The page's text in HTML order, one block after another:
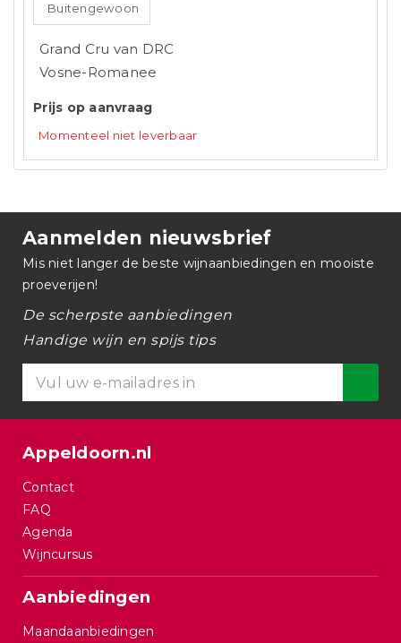
Buitengewoon
Grand Cru van DRC
Vosne-Romanee
Prijs op aanvraag
Momenteel niet leverbaar
Aanmelden nieuwsbrief
Mis niet langer de beste wijnaanbiedingen en mooiste
proeverijen!
De scherpste aanbiedingen
Handige wijn en spijs tips
Appeldoorn.nl
Contact
FAQ
Agenda
Wijncursus
Aanbiedingen
Maandaanbiedingen